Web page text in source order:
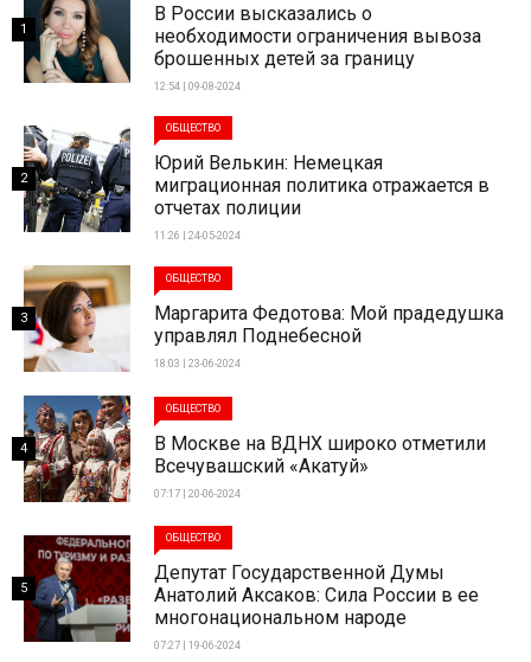
В России высказались о
необходимости ограничения вывоза
брошенных детей за границу
12:54 | 09-08-2024
1
ОБЩЕСТВО
Юрий Велькин: Немецкая
миграционная политика отражается в
отчетах полиции
11:26 | 24-05-2024
2
ОБЩЕСТВО
Маргарита Федотова: Мой прадедушка
управлял Поднебесной
18:03 | 23-06-2024
3
ОБЩЕСТВО
В Москве на ВДНХ широко отметили
Всечувашский «Акатуй»
07:17 | 20-06-2024
4
ОБЩЕСТВО
Депутат Государственной Думы
Анатолий Аксаков: Сила России в ее
многонациональном народе
07:27 | 19-06-2024
5